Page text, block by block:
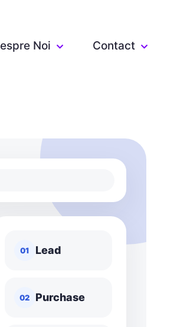
Noi Contact
01 Lead
02 Purchase